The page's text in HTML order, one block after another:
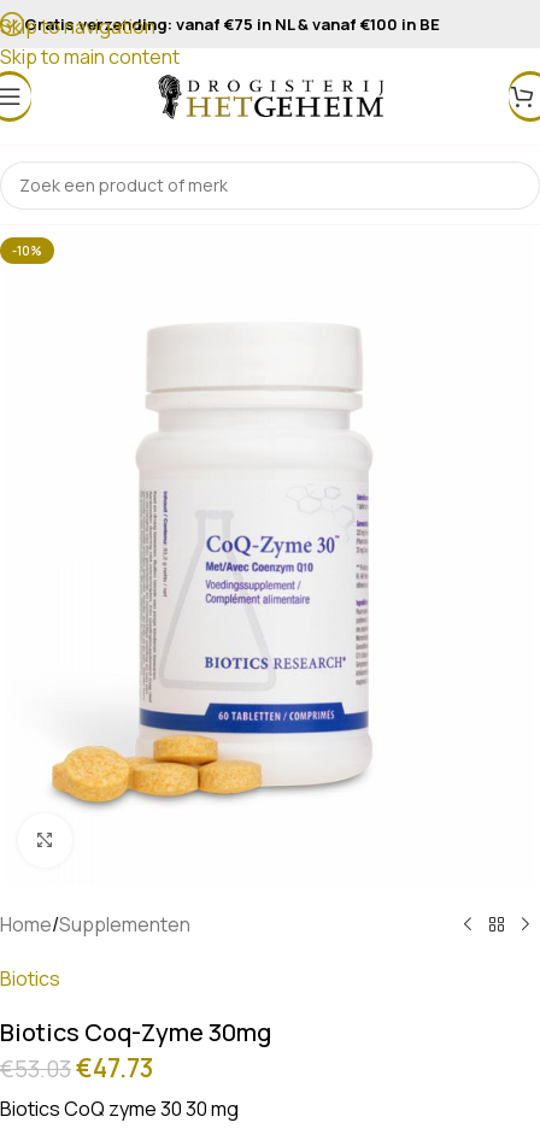
Skip to navigation
Skip to main content
Gratis verzending: vanaf €75 in NL & vanaf €100 in BE
-10%
Home/Supplementen
Biotics
Biotics Coq-Zyme 30mg
€53.03€47.73
Biotics CoQ zyme 30 30 mg